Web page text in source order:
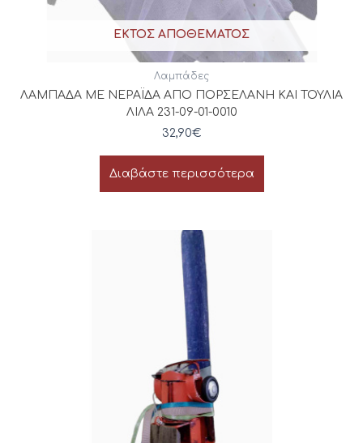
ΕΚΤΌΣ ΑΠΟΘΈΜΑΤΟΣ
Λαμπάδες
ΛΑΜΠΑΔΑ ΜΕ ΝΕΡΑΪΔΑ ΑΠΟ ΠΟΡΣΕΛΑΝΗ ΚΑΙ ΤΟΥΛΙΑ
ΛΙΛΑ 231-09-01-0010
32,90€
Διαβάστε περισσότερα